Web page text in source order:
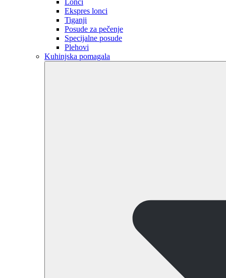
Lonci
Ekspres lonci
Tiganji
Posude za pečenje
Specijalne posude
Plehovi
Kuhinjska pomagala